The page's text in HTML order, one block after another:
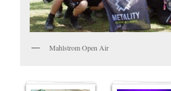
Mahlstrom Open Air